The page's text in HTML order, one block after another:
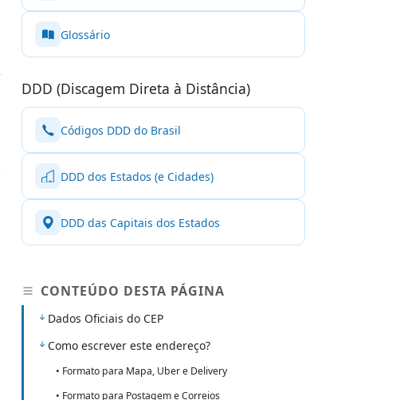
Glossário
DDD (Discagem Direta à Distância)
Códigos DDD do Brasil
DDD dos Estados (e Cidades)
DDD das Capitais dos Estados
CONTEÚDO DESTA PÁGINA
Dados Oficiais do CEP
Como escrever este endereço?
• Formato para Mapa, Uber e Delivery
• Formato para Postagem e Correios